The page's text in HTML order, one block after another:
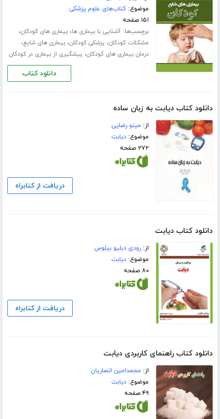
موضوع:کتاب‌های علوم پزشکی
۱۵۱ صفحه
برچسب‌ها:آشنایی با بیماری ها،بیماری های کودکان،
مشکلات کودکان، پزشکی کودکان،بیماری های شایع،
درمان بیماری های کودکان، پیشگیری از بیماری در کودکان
دانلود کتاب
دانلود کتاب دیابت به زبان ساده
از: مینو رضایی
موضوع:دیابت
۲۷۲ صفحه
دریافت از کتابراه
دانلود کتاب دیابت
از:رودی دبلیو بیلوس
موضوع:دیابت
۸۰ صفحه
دریافت از کتابراه
دانلود کتاب راهنمای کاربردی دیابت
از: محمدامین انصاریان
موضوع:دیابت
۴۹ صفحه